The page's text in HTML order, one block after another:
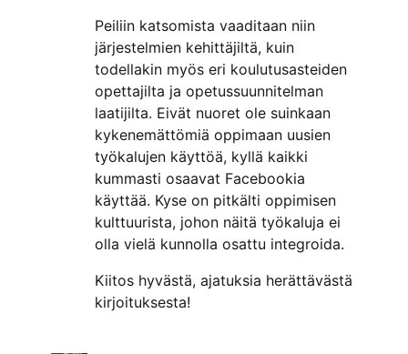
Peiliin katsomista vaaditaan niin
järjestelmien kehittäjiltä, kuin
todellakin myös eri koulutusasteiden
opettajilta ja opetussuunnitelman
laatijilta. Eivät nuoret ole suinkaan
kykenemättömiä oppimaan uusien
työkalujen käyttöä, kyllä kaikki
kummasti osaavat Facebookia
käyttää. Kyse on pitkälti oppimisen
kulttuurista, johon näitä työkaluja ei
olla vielä kunnolla osattu integroida.
Kiitos hyvästä, ajatuksia herättävästä
kirjoituksesta!